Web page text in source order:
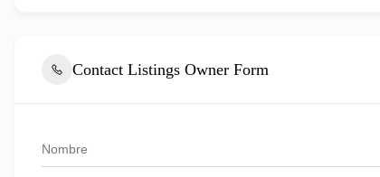
Contact Listings Owner Form